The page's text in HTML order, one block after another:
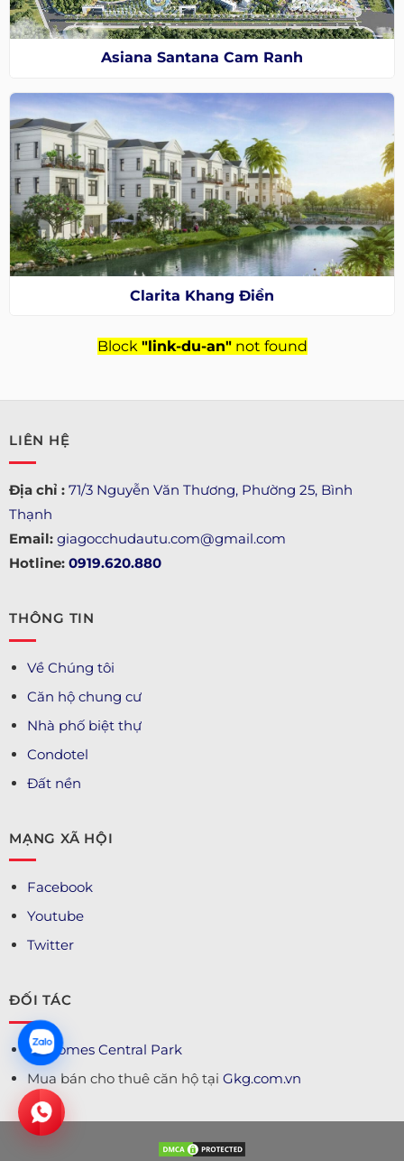
Asiana Santana Cam Ranh
Clarita Khang Điền
Block "link-du-an"not found
LIÊN HỆ
Địa chỉ : 71/3 Nguyễn Văn Thương, Phường 25, Bình
Thạnh
Email: giagocchudautu.com@gmail.com
Hotline: 0919.620.880
THÔNG TIN
Về Chúng tôi
Căn hộ chung cư
Nhà phố biệt thự
Condotel
Đất nền
MẠNG XÃ HỘI
Facebook
Youtube
Twitter
ĐỐI TÁC
Vinhomes Central Park
Mua bán cho thuê căn hộ tại Gkg.com.vn